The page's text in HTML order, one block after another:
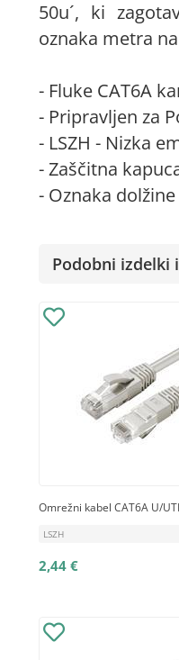
50u´, ki
oznaka metra
- Fluke CAT6A
- Pripravljen za
- LSZH - Nizka
- Zaščitna
- Oznaka
Podobni izdelki
Omrežni kabel CAT6A U/
LSZH
2,44 €